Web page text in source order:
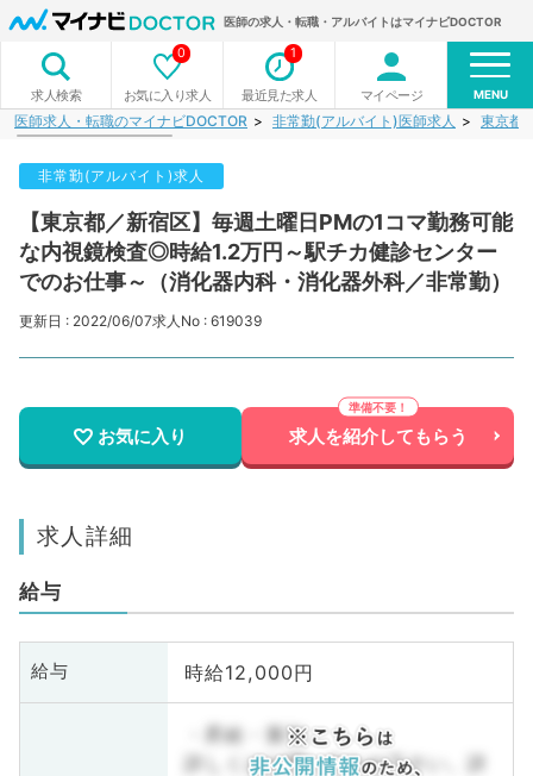
医師の求人・転職・アルバイトはマイナビDOCTOR
求人検索 お気に入り求人
0
最近見た求人
1
マイページ MENU
医師求人・転職のマイナビDOCTOR 非常勤(アルバイト)医師求人 東京都
非常勤(アルバイト)求人
【東京都／新宿区】毎週土曜日PMの1コマ勤務可能
な内視鏡検査◎時給1.2万円～駅チカ健診センター
でのお仕事～（消化器内科・消化器外科／非常勤）
更新日 : 2022/06/07求人No : 619039
お気に入り 求人を紹介してもらう
求人詳細
給与
給与 時給12,000円
・昇給・賞与
詳しくはお問い合わせ下さい。詳